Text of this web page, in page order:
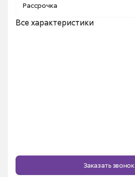
Рассрочка
Все характеристики
Секция
Заказать звонок